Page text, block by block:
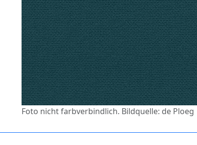
Foto nicht farbverbindlich. Bildquelle: de Ploeg